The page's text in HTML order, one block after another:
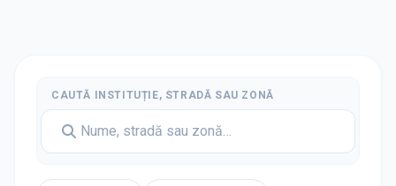
CAUTĂ INSTITUȚIE, STRADĂ SAU ZONĂ